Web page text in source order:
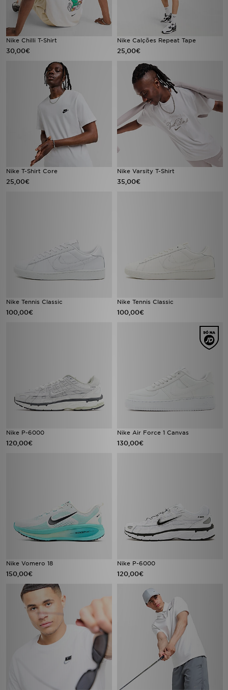
Nike Chilli T-Shirt
30,00€
Nike Calções Repeat Tape
25,00€
Nike T-Shirt Core
25,00€
Nike Varsity T-Shirt
35,00€
Nike Tennis Classic
100,00€
Nike Tennis Classic
100,00€
Nike P-6000
120,00€
Nike Air Force 1 Canvas
130,00€
Nike Vomero 18
150,00€
Nike P-6000
120,00€